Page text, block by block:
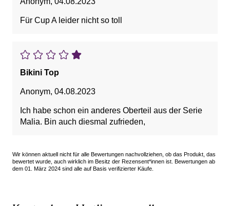
Für Cup A leider nicht so toll
Bikini Top
Anonym, 04.08.2023
Ich habe schon ein anderes Oberteil aus der Serie
Malia. Bin auch diesmal zufrieden,
Wir können aktuell nicht für alle Bewertungen nachvollziehen, ob das Produkt, das
bewertet wurde, auch wirklich im Besitz der Rezensent*innen ist. Bewertungen ab
dem 01. März 2024 sind alle auf Basis verifizierter Käufe.